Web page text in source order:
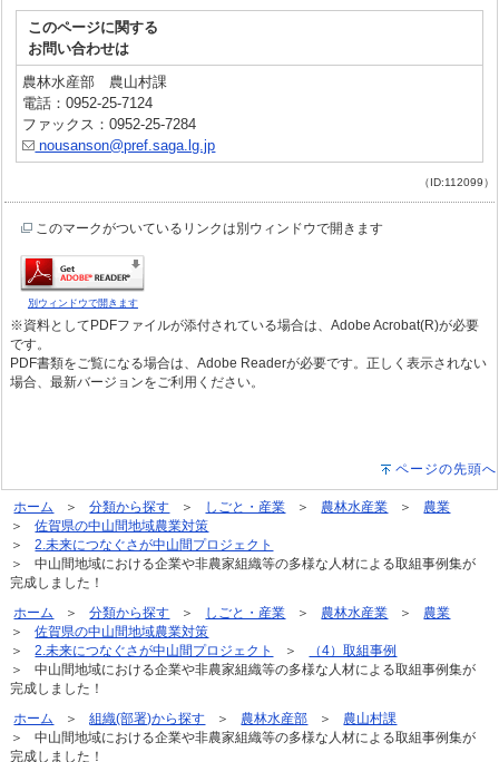
このページに関する
お問い合わせは
農林水産部 農山村課
電話：0952-25-7124
ファックス：0952-25-7284
nousanson@pref.saga.lg.jp
（ID:112099）
このマークがついているリンクは別ウィンドウで開きます
別ウィンドウで開きます
※資料としてPDFファイルが添付されている場合は、Adobe Acrobat(R)が必要
です。
PDF書類をご覧になる場合は、Adobe Readerが必要です。正しく表示されない
場合、最新バージョンをご利用ください。
ページの先頭へ
ホーム 分類から探す しごと・産業 農林水産業
農業
佐賀県の中山間地域農業対策
2.未来につなぐさが中山間プロジェクト
中山間地域における企業や非農家組織等の多様な人材による取組事例集が
完成しました！
ホーム
分類から探す しごと・産業 農林水産業
農業
佐賀県の中山間地域農業対策
2.未来につなぐさが中山間プロジェクト
（4）取組事例
中山間地域における企業や非農家組織等の多様な人材による取組事例集が
完成しました！
ホーム
組織(部署)から探す 農林水産部
農山村課
中山間地域における企業や非農家組織等の多様な人材による取組事例集が
完成しました！